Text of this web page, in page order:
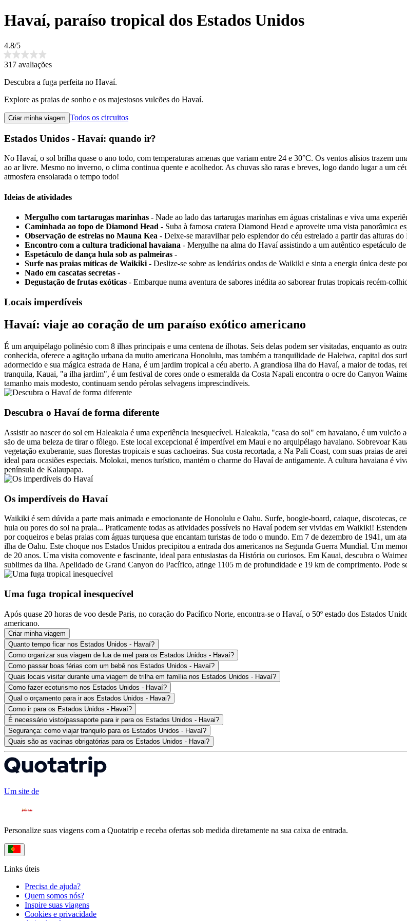
Havaí, paraíso tropical dos Estados Unidos
4.8/5
317 avaliações
Descubra a fuga perfeita no Havaí.
Explore as praias de sonho e os majestosos vulcões do Havaí.
Criar minha viagem Todos os circuitos
Estados Unidos - Havaí: quando ir?
No Havaí, o sol brilha quase o ano todo, com temperaturas amenas que variam entre 24 e 30°C. Os ventos alísios trazem
ao ar livre. Mesmo no inverno, o clima continua quente e acolhedor. As chuvas são raras e breves, logo dando lugar a um
atmosfera ensolarada o tempo todo!
Ideias de atividades
Mergulho com tartarugas marinhas - Nade ao lado das tartarugas marinhas em águas cristalinas e viva uma
Caminhada ao topo de Diamond Head - Suba à famosa cratera Diamond Head e aproveite uma vista panorâmica
Observação de estrelas no Mauna Kea - Deixe-se maravilhar pelo esplendor do céu estrelado a partir das alturas
Encontro com a cultura tradicional havaiana - Mergulhe na alma do Havaí assistindo a um autêntico espetáculo
Espetáculo de dança hula sob as palmeiras -
Surfe nas praias míticas de Waikiki - Deslize-se sobre as lendárias ondas de Waikiki e sinta a energia única deste
Nado em cascatas secretas -
Degustação de frutas exóticas - Embarque numa aventura de sabores inédita ao saborear frutas tropicais recém-
Locais imperdíveis
Havaí: viaje ao coração de um paraíso exótico americano
É um arquipélago polinésio com 8 ilhas principais e uma centena de ilhotas. Seis delas podem ser visitadas, enquanto as
conhecida, oferece a agitação urbana da muito americana Honolulu, mas também a tranquilidade de Haleiwa, capital dos
adormecido e sua mágica estrada de Hana, é um jardim tropical a céu aberto. A grandiosa ilha do Havaí, a maior de todas,
tranquila, Kauai, "a ilha jardim", é um festival de cores onde o esmeralda da Costa Napali encontra o ocre do Canyon
tamanho mais modesto, continuam sendo pérolas selvagens imprescindíveis.
Descubra o Havaí de forma diferente
Assistir ao nascer do sol em Haleakala é uma experiência inesquecível. Haleakala, "casa do sol" em havaiano, é um vulcão
são de uma beleza de tirar o fôlego. Este local excepcional é imperdível em Maui e no arquipélago havaiano. Sobrevoar
vegetação exuberante, suas florestas tropicais e suas cachoeiras. Sua costa recortada, a Na Pali Coast, com suas praias de
ideal para ocasiões especiais. Molokai, menos turístico, mantém o charme do Havaí de antigamente. A cultura havaiana é
península de Kalaupapa.
Os imperdíveis do Havaí
Waikiki é sem dúvida a parte mais animada e emocionante de Honolulu e Oahu. Surfe, boogie-board, caiaque, discotecas,
hula ou pores do sol na praia... Praticamente todas as atividades possíveis no Havaí podem ser vividas em Waikiki!
por coqueiros e belas praias com águas turquesa que encantam turistas de todo o mundo. Em 7 de dezembro de 1941, um
ilha de Oahu. Este choque nos Estados Unidos precipitou a entrada dos americanos na Segunda Guerra Mundial. Um
de 20 anos. Uma visita comovente e fascinante, ideal para entusiastas da História ou curiosos. Em Kauai, descubra o
sublimes da ilha. Apelidado de Grand Canyon do Pacífico, atinge 1105 m de profundidade e 19 km de comprimento. Pode
Uma fuga tropical inesquecível
Após quase 20 horas de voo desde Paris, no coração do Pacífico Norte, encontra-se o Havaí, o 50º estado dos Estados
americano.
Criar minha viagem
Quanto tempo ficar nos Estados Unidos - Havaí?
Como organizar sua viagem de lua de mel para os Estados Unidos - Havaí?
Como passar boas férias com um bebê nos Estados Unidos - Havaí?
Quais locais visitar durante uma viagem de trilha em família nos Estados Unidos - Havaí?
Como fazer ecoturismo nos Estados Unidos - Havaí?
Qual o orçamento para ir aos Estados Unidos - Havai?
Como ir para os Estados Unidos - Havaí?
É necessário visto/passaporte para ir para os Estados Unidos - Havai?
Segurança: como viajar tranquilo para os Estados Unidos - Havaí?
Quais são as vacinas obrigatórias para os Estados Unidos - Havai?
Um site de
Personalize suas viagens com a Quotatrip e receba ofertas sob medida diretamente na sua caixa de entrada.
Links úteis
Precisa de ajuda?
Quem somos nós?
Inspire suas viagens
Cookies e privacidade